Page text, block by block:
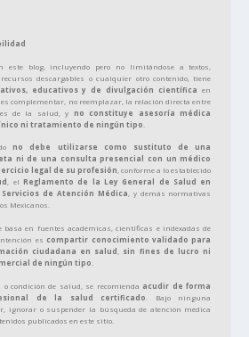
este blog, incluyendo pero no limitándose a textos,
descargables o cualquier otro contenido, tiene
educativos y de divulgación científica en
complementar, no reemplazar, la relación directa entre
de la salud, y no constituye asesoría médica
ni tratamiento de ningún tipo
no debe utilizarse como sustituto de una
ni de una consulta presencial con un médico
legal de su profesión, conforme a lo establecido
, elReglamento de la Ley General de Salud en
de Atención Médica, y demás normativas
Mexicanos.
en fuentes académicas, científicas e indexadas de
es compartir conocimiento validado para
ciudadana en salud, sin fines de lucro ni
de ningún tipo.
condición de salud, se recomienda acudir de forma
de la salud certificado
. Bajo ninguna
ignorar o suspender la búsqueda de atención médica
publicados en este sitio.